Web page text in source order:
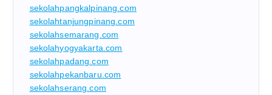
sekolahpangkalpinang.com
sekolahtanjungpinang.com
sekolahsemarang.com
sekolahyogyakarta.com
sekolahpadang.com
sekolahpekanbaru.com
sekolahserang.com